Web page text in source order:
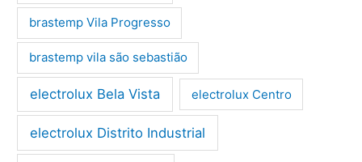
brastemp Vila Progresso
brastemp vila são sebastião
electrolux Bela Vista electrolux Centro
electrolux Distrito Industrial